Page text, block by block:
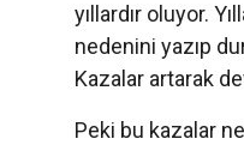
yıllardır oluyor.
nedenini yazıp
Kazalar artarak
Peki bu kazalar